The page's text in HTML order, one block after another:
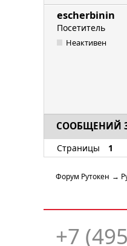
escherbinin
Посетитель
Неактивен
СООБЩЕНИЙ
Страницы 1
Форум Рутокен →
+7